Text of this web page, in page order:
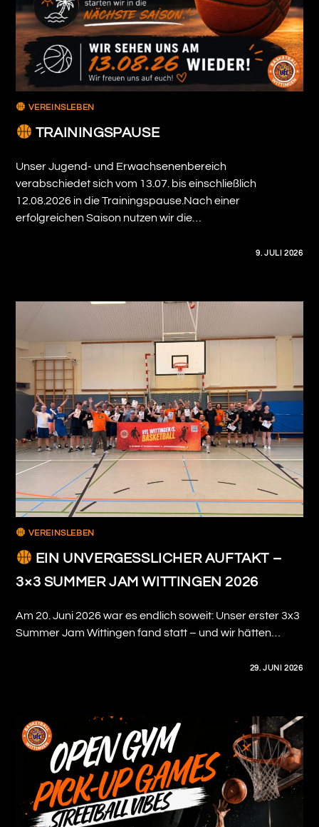
VEREINSLEBEN
TRAININGSPAUSE
Unser Jugend- und Erwachsenenbereich
verabschiedet sich vom 13.07. bis einschließlich
12.08.2026 in die Trainingspause.Nach einer
erfolgreichen Saison nutzen wir die…
9. JULI 2026
VEREINSLEBEN
EIN UNVERGESSLICHER AUFTAKT –
3×3 SUMMER JAM WITTINGEN 2026
Am 20. Juni 2026 war es endlich soweit: Unser erster 3x3
Summer Jam Wittingen fand statt – und wir hätten…
29. JUNI 2026